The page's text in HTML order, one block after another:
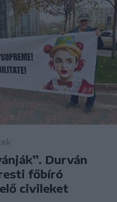
Durván
főbíró
civileket